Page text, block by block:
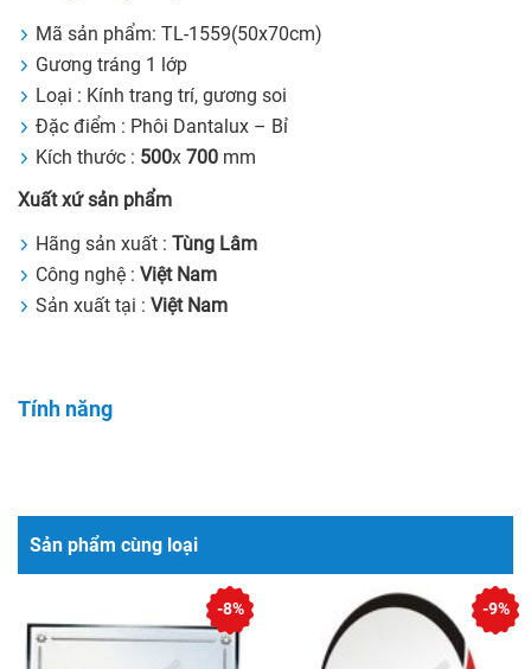
Mã sản phẩm: TL-1559(50x70cm)
Gương tráng 1 lớp
Loại : Kính trang trí, gương soi
Đặc điểm : Phôi Dantalux – Bỉ
Kích thước : 500x 700 mm
Xuất xứ sản phẩm
Hãng sản xuất : Tùng Lâm
Công nghệ : Việt Nam
Sản xuất tại : Việt Nam
Tính năng
Sản phẩm cùng loại
-8% -9%